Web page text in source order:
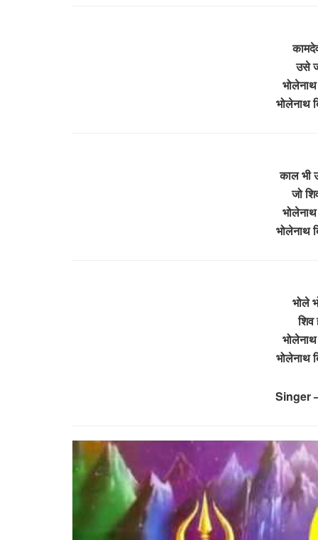
उसे
भोलेनाथ
भोलेनाथ
काल भी
जो
भोलेनाथ
भोलेनाथ
भोले
शिव
भोलेनाथ
भोलेनाथ
Singer